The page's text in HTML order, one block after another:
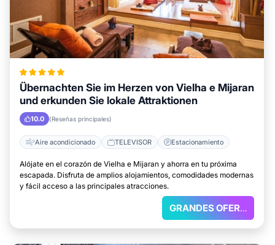
Übernachten Sie im Herzen von Vielha e Mijaran
und erkunden Sie lokale Attraktionen
10.0 (Reseñas principales)
Aire acondicionado TELEVISOR Estacionamiento
Alójate en el corazón de Vielha e Mijaran y ahorra en tu próxima
escapada. Disfruta de amplios alojamientos, comodidades modernas
y fácil acceso a las principales atracciones.
GRANDES OFERTAS